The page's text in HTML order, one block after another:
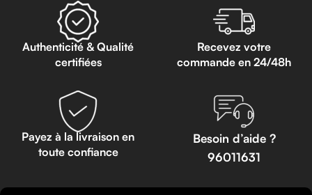
Authenticité & Qualité
certifiées
Recevez votre
commande en 24/48h
Payez à la livraison en
toute confiance
Besoin d’aide ?
96011631